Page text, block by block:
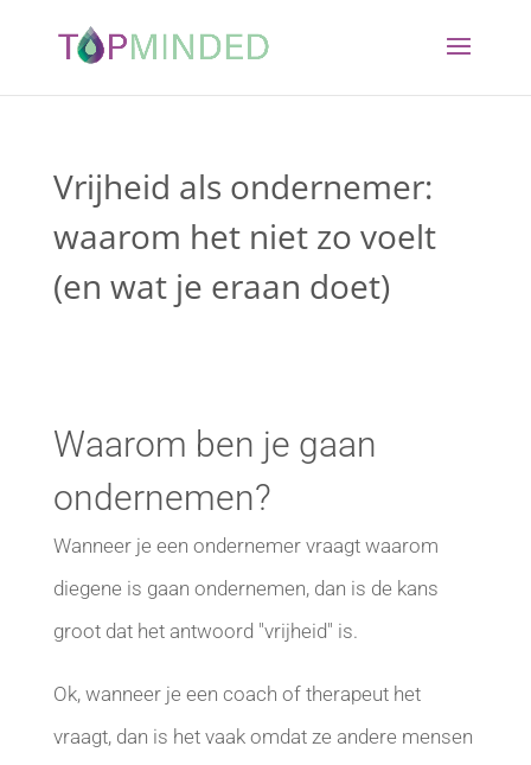
Vrijheid als ondernemer:
waarom het niet zo voelt
(en wat je eraan doet)
Waarom ben je gaan
ondernemen?
Wanneer je een ondernemer vraagt waarom
diegene is gaan ondernemen, dan is de kans
groot dat het antwoord "vrijheid" is.
Ok, wanneer je een coach of therapeut het
vraagt, dan is het vaak omdat ze andere mensen